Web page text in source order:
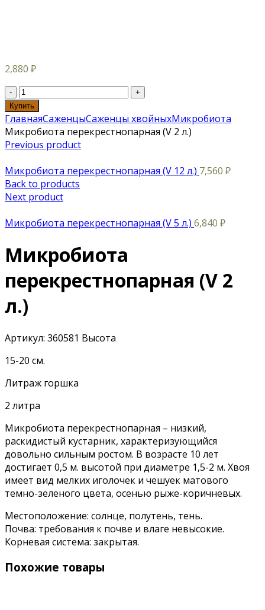
2,880 ₽
Купить
ГлавнаяСаженцыСаженцы хвойныхМикробиота
Микробиота перекрестнопарная (V 2 л.)
Previous product
Микробиота перекрестнопарная (V 12 л.) 7,560 ₽
Back to products
Next product
Микробиота перекрестнопарная (V 5 л.) 6,840 ₽
Микробиота
перекрестнопарная (V 2
л.)
Артикул: 360581 Высота
15-20 см.
Литраж горшка
2 литра
Микробиота перекрестнопарная – низкий,
раскидистый кустарник, характеризующийся
довольно сильным ростом. В возрасте 10 лет
достигает 0,5 м. высотой при диаметре 1,5-2 м. Хвоя
имеет вид мелких иголочек и чешуек матового
темно-зеленого цвета, осенью рыже-коричневых.
Местоположение: солнце, полутень, тень.
Почва: требования к почве и влаге невысокие.
Корневая система: закрытая.
Похожие товары